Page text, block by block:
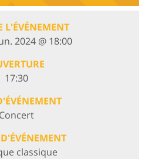
L'ÉVÉNEMENT
2024 @ 18:00
17:30
Concert
classique